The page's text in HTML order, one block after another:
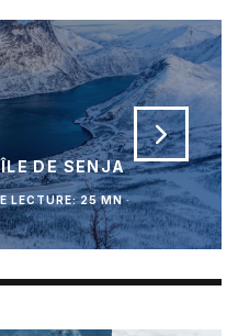
DE SENJA
LECTURE: 25 MN ·